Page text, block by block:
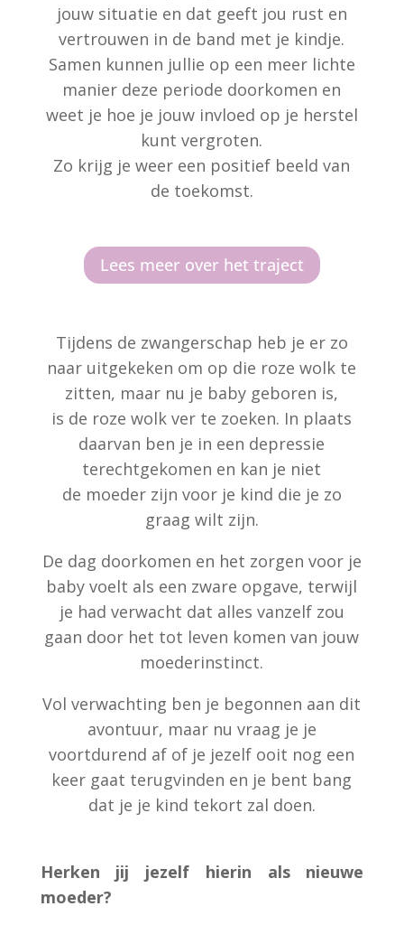
jouw situatie en dat geeft jou rust en
vertrouwen in de band met je kindje.
Samen kunnen jullie op een meer lichte
manier deze periode doorkomen en
weet je hoe je jouw invloed op je herstel
kunt vergroten.
Zo krijg je weer een positief beeld van
de toekomst.
Lees meer over het traject
Tijdens de zwangerschap heb je er zo
naar uitgekeken om op die roze wolk te
zitten, maar nu je baby geboren is,
is de roze wolk ver te zoeken. In plaats
daarvan ben je in een depressie
terechtgekomen en kan je niet
de moeder zijn voor je kind die je zo
graag wilt zijn.
De dag doorkomen en het zorgen voor je
baby voelt als een zware opgave, terwijl
je had verwacht dat alles vanzelf zou
gaan door het tot leven komen van jouw
moederinstinct.
Vol verwachting ben je begonnen aan dit
avontuur, maar nu vraag je je
voortdurend af of je jezelf ooit nog een
keer gaat terugvinden en je bent bang
dat je je kind tekort zal doen.
Herken jij jezelf hierin als nieuwe
moeder?